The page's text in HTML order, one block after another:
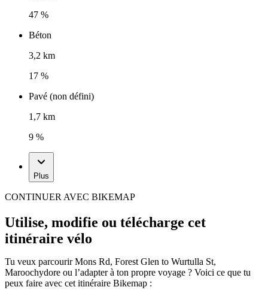
47 %
Béton
3,2 km
17 %
Pavé (non défini)
1,7 km
9 %
Plus
CONTINUER AVEC BIKEMAP
Utilise, modifie ou télécharge cet
itinéraire vélo
Tu veux parcourir Mons Rd, Forest Glen to Wurtulla St,
Maroochydore ou l’adapter à ton propre voyage ? Voici ce que tu
peux faire avec cet itinéraire Bikemap :